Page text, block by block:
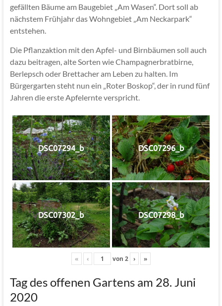
gefällten Bäume am Baugebiet „Am Wasen“. Dort soll ab
nächstem Frühjahr das Wohngebiet „Am Neckarpark“
entstehen.
Die Pflanzaktion mit den Apfel- und Birnbäumen soll auch
dazu beitragen, alte Sorten wie Champagnerbratbirne,
Berlepsch oder Brettacher am Leben zu halten. Im
Bürgergarten steht nun ein „Roter Boskop“, der in rund fünf
Jahren die erste Apfelernte verspricht.
DSC07294_b DSC07296_b
DSC07302_b DSC07298_b
« ‹ von 2 › »
Tag des offenen Gartens am 28. Juni
2020